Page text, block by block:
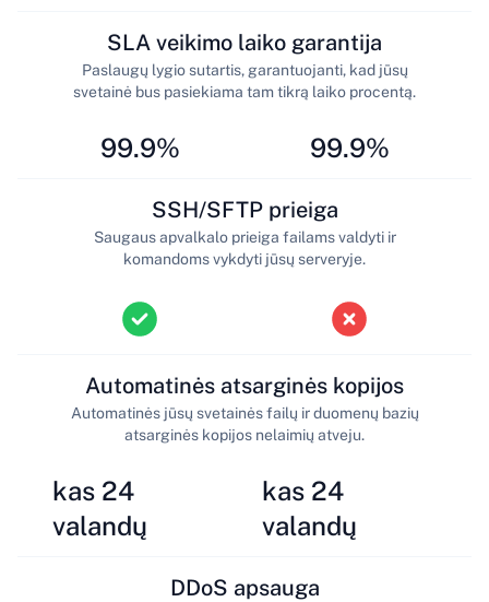
99.9%
SLA veikimo laiko garantija
Paslaugų lygio sutartis, garantuojanti, kad jūsų
svetainė bus pasiekiama tam tikrą laiko procentą.
99.9%
SSH/SFTP prieiga
Saugaus apvalkalo prieiga failams valdyti ir
komandoms vykdyti jūsų serveryje.
kas 24
valandų
Automatinės atsarginės kopijos
Automatinės jūsų svetainės failų ir duomenų bazių
atsarginės kopijos nelaimių atveju.
kas 24
valandų
DDoS apsauga